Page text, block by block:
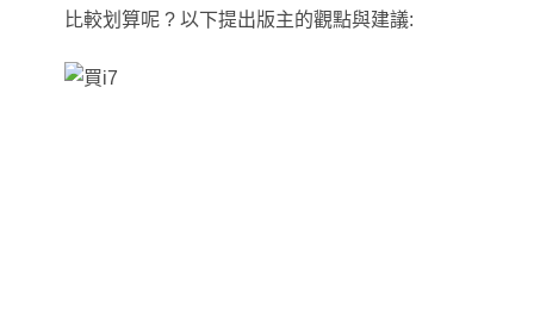
比較划算呢 ? 以下提出版主的觀點與建議: